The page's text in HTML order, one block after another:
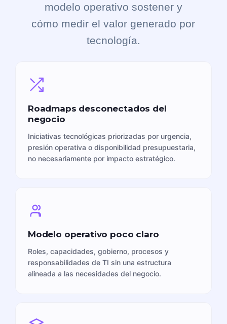
modelo operativo sostener y
cómo medir el valor generado por
tecnología.
Roadmaps desconectados del
negocio
Iniciativas tecnológicas priorizadas por urgencia,
presión operativa o disponibilidad presupuestaria,
no necesariamente por impacto estratégico.
Modelo operativo poco claro
Roles, capacidades, gobierno, procesos y
responsabilidades de TI sin una estructura
alineada a las necesidades del negocio.